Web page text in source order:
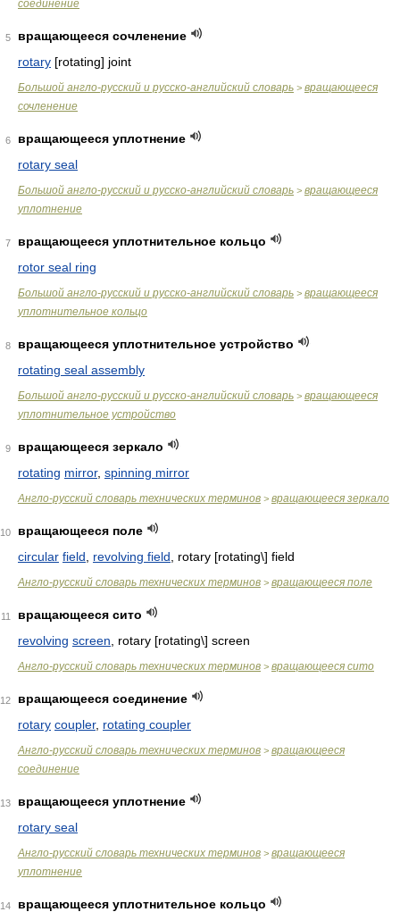
соединение
5
вращающееся сочленение
rotary [rotating] joint
Большой англо-русский и русско-английский словарь > вращающееся
сочленение
6
вращающееся уплотнение
rotary seal
Большой англо-русский и русско-английский словарь > вращающееся
уплотнение
7
вращающееся уплотнительное кольцо
rotor seal ring
Большой англо-русский и русско-английский словарь > вращающееся
уплотнительное кольцо
8
вращающееся уплотнительное устройство
rotating seal assembly
Большой англо-русский и русско-английский словарь > вращающееся
уплотнительное устройство
9
вращающееся зеркало
rotating mirror, spinning mirror
Англо-русский словарь технических терминов > вращающееся зеркало
10
вращающееся поле
circular field revolving field , rotary [rotating\] field
Англо-русский словарь технических терминов > вращающееся поле
11
вращающееся сито
revolving screen , rotary [rotating\] screen
Англо-русский словарь технических терминов > вращающееся сито
12
вращающееся соединение
rotary coupler, rotating coupler
Англо-русский словарь технических терминов > вращающееся
соединение
13
вращающееся уплотнение
rotary seal
Англо-русский словарь технических терминов > вращающееся
уплотнение
14
вращающееся уплотнительное кольцо